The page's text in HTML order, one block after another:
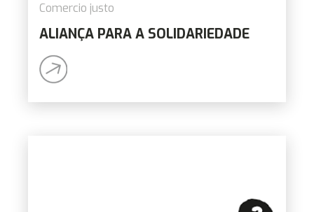
Comercio justo
ALIANÇA PARA A SOLIDARIEDADE